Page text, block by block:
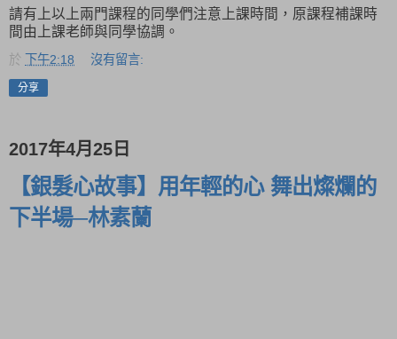
請有上以上兩門課程的同學們注意上課時間，原課程補課時
間由上課老師與同學協調。
於 下午2:18 沒有留言:
分享
2017年4月25日
【銀髮心故事】用年輕的心 舞出燦爛的
下半場─林素蘭